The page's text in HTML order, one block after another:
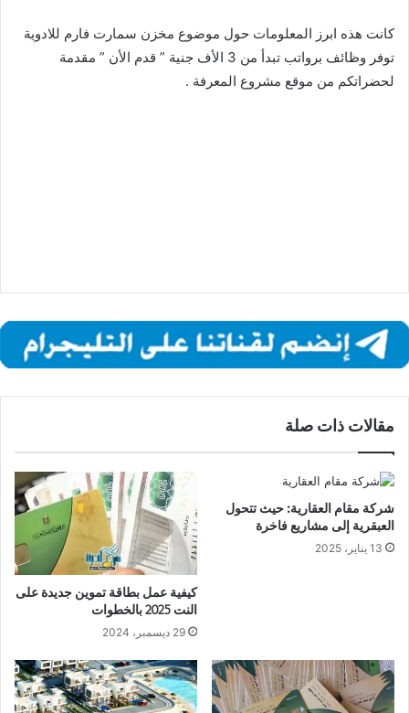
كانت هذه ابرز المعلومات حول موضوع مخزن سمارت فارم للادوية
توفر وظائف برواتب تبدأ من 3 الأف جنية ” قدم الأن ” مقدمة
لحضراتكم من موقع مشروع المعرفة .
مقالات ذات صلة
شركة مقام العقارية: حيث تتحول
العبقرية إلى مشاريع فاخرة
13 يناير، 2025
كيفية عمل بطاقة تموين جديدة على
النت 2025 بالخطوات
29 ديسمبر، 2024